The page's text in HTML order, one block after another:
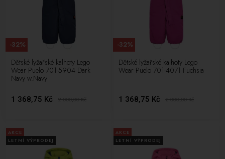
Dětské lyžařské kalhoty Lego
Wear Puelo 701-5904 Dark
Navy w.Navy
1 368,75 Kč 2 000,00Kč
-32%
Dětské lyžařské kalhoty Lego
Wear Puelo 701-4071 Fuchsia
1 368,75 Kč 2 000,00Kč
-32%
AKCE
LETNÍ VÝPRODEJ
AKCE
LETNÍ VÝPRODEJ